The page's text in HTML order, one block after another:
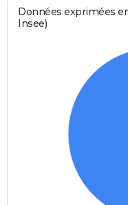
Données exprimées
Insee)